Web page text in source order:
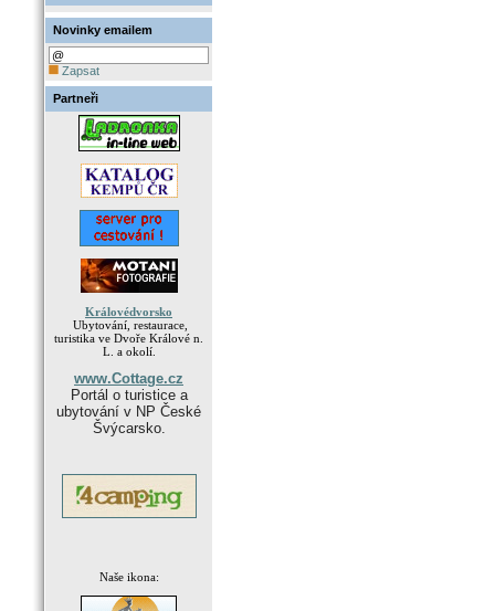
Novinky emailem
Zapsat
Partneři
Královédvorsko
Ubytování, restaurace,
turistika ve Dvoře Králové n.
L. a okolí.
www.Cottage.cz
Portál o turistice a
ubytování v NP České
Švýcarsko.
Naše ikona: